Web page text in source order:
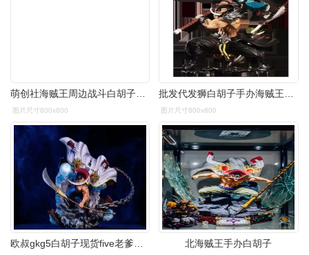
萌创社海贼王周边战斗白胡子模型手办动漫摆件生日礼物 大号白胡子
图片尺寸800x800
批发代发狮白胡子手办海贼王gk四皇战斗白胡子可发光模型摆件带灯
图片尺寸800x800
北海贼王手办白胡子